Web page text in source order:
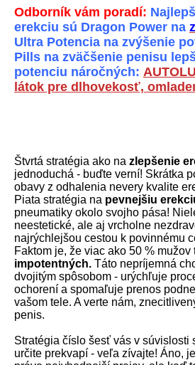
Odborník vám poradí:
erekciu sú Dragon Power na
Ultra Potencia na zvýšenie
Pills na zväčšenie penisu
potenciu náročných:
látok pre dlhovekosť,
Štvrtá stratégia ako na zlepšenie
jednoduchá - buďte verní! Skrátka
obavy z odhalenia nevery kvalite
Piata stratégia na pevnejšiu
pneumatiky okolo svojho pása!
neestetické, ale aj vrcholne
najrýchlejšou cestou k povinnému
Faktom je, že viac ako 50 %
impotentných. Táto nepríjemná
dvojitým spôsobom - urýchľuje
ochorení a spomaľuje prenos
vašom tele. A verte nám,
penis.
Stratégia číslo šesť vás v súvislosti
určite prekvapí - veľa zívajte! Áno,